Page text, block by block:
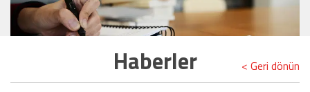
Haberler < Geri dönün